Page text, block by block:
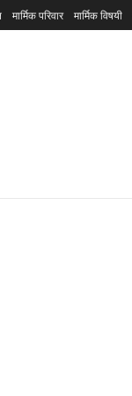
मार्मिक परिवार मार्मिक विषयी